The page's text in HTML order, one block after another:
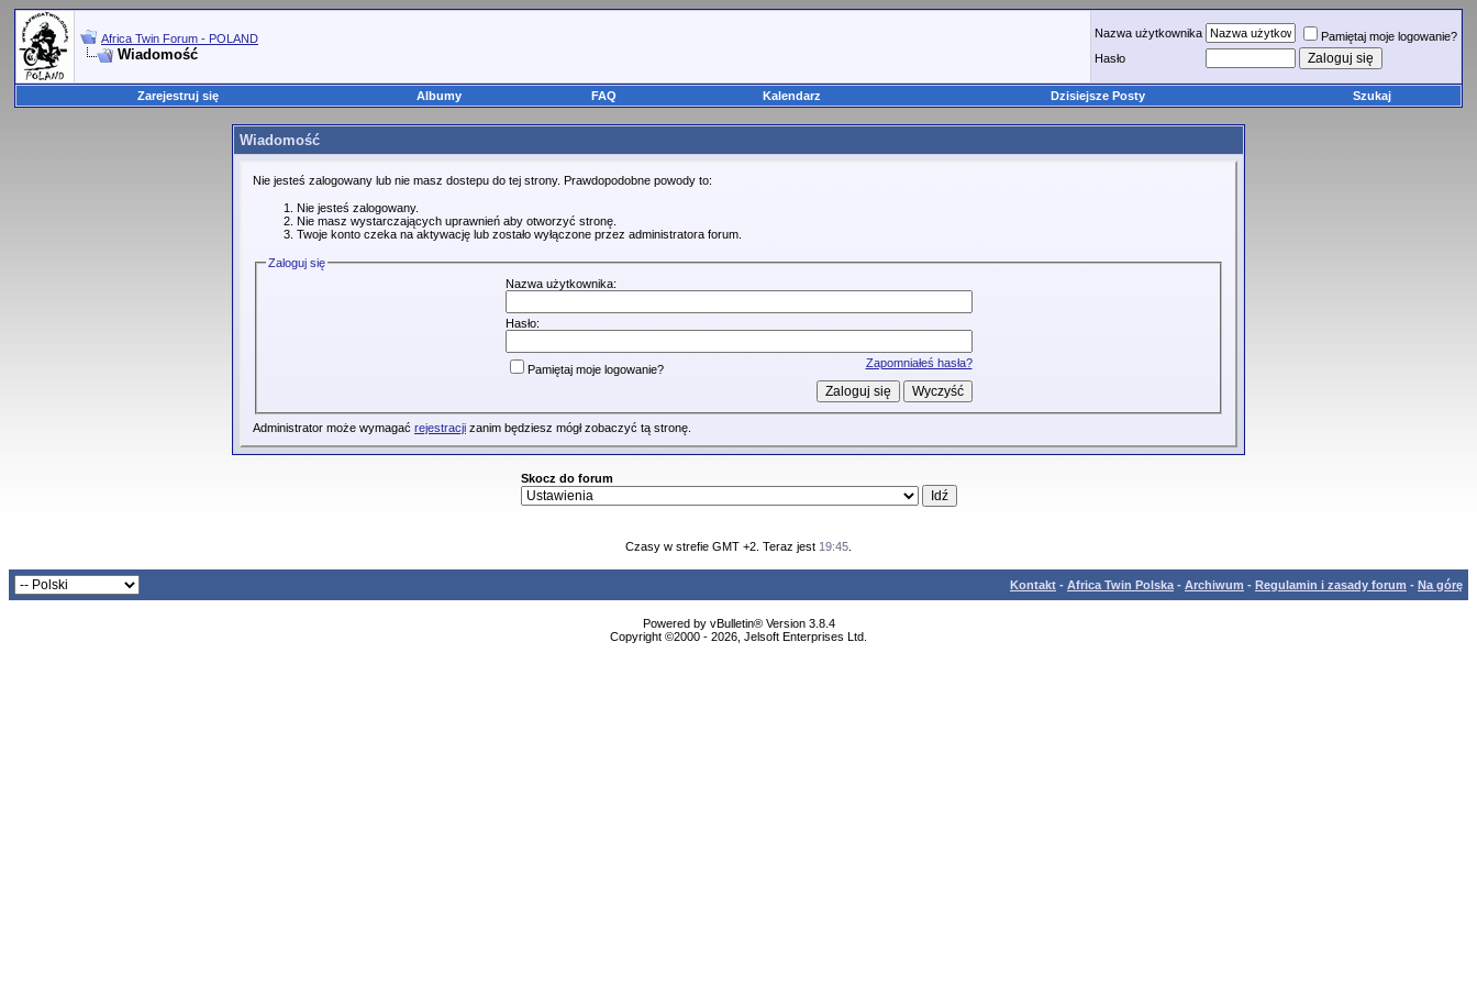
Africa Twin Forum - POLAND
Wiadomość
Nazwa użytkownika
Pamiętaj moje logowanie?
Hasło
Zarejestruj się Albumy FAQ Kalendarz Dzisiejsze Posty Szukaj
Wiadomość
Nie jesteś zalogowany lub nie masz dostepu do tej strony. Prawdopodobne powody to:
Nie jesteś zalogowany.
Nie masz wystarczających uprawnień aby otworzyć stronę.
Twoje konto czeka na aktywację lub zostało wyłączone przez administratora forum.
Zaloguj się
Nazwa użytkownika:
Hasło:
Zapomniałeś hasła?
Pamiętaj moje logowanie?
Administrator może wymagać rejestracji zanim będziesz mógł zobaczyć tą stronę.
Skocz do forum
Czasy w strefie GMT +2. Teraz jest 19:45
Kontakt - Africa Twin Polska - Archiwum - Regulamin i zasady forum - Na górę
Powered by vBulletin® Version 3.8.4
Copyright ©2000 - 2026, Jelsoft Enterprises Ltd.